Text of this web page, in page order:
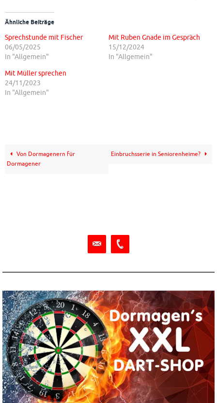
Ähnliche Beiträge
Sprechstunde mit Fischer
06/05/2025
In "Allgemein"
Mit Ruben Gnade im Gespräch
15/12/2024
In "Allgemein"
Mit Müller sprechen
24/11/2023
In "Allgemein"
Von Dormagenern für
Dormagener
Einbruchsserie in Seniorenheime?